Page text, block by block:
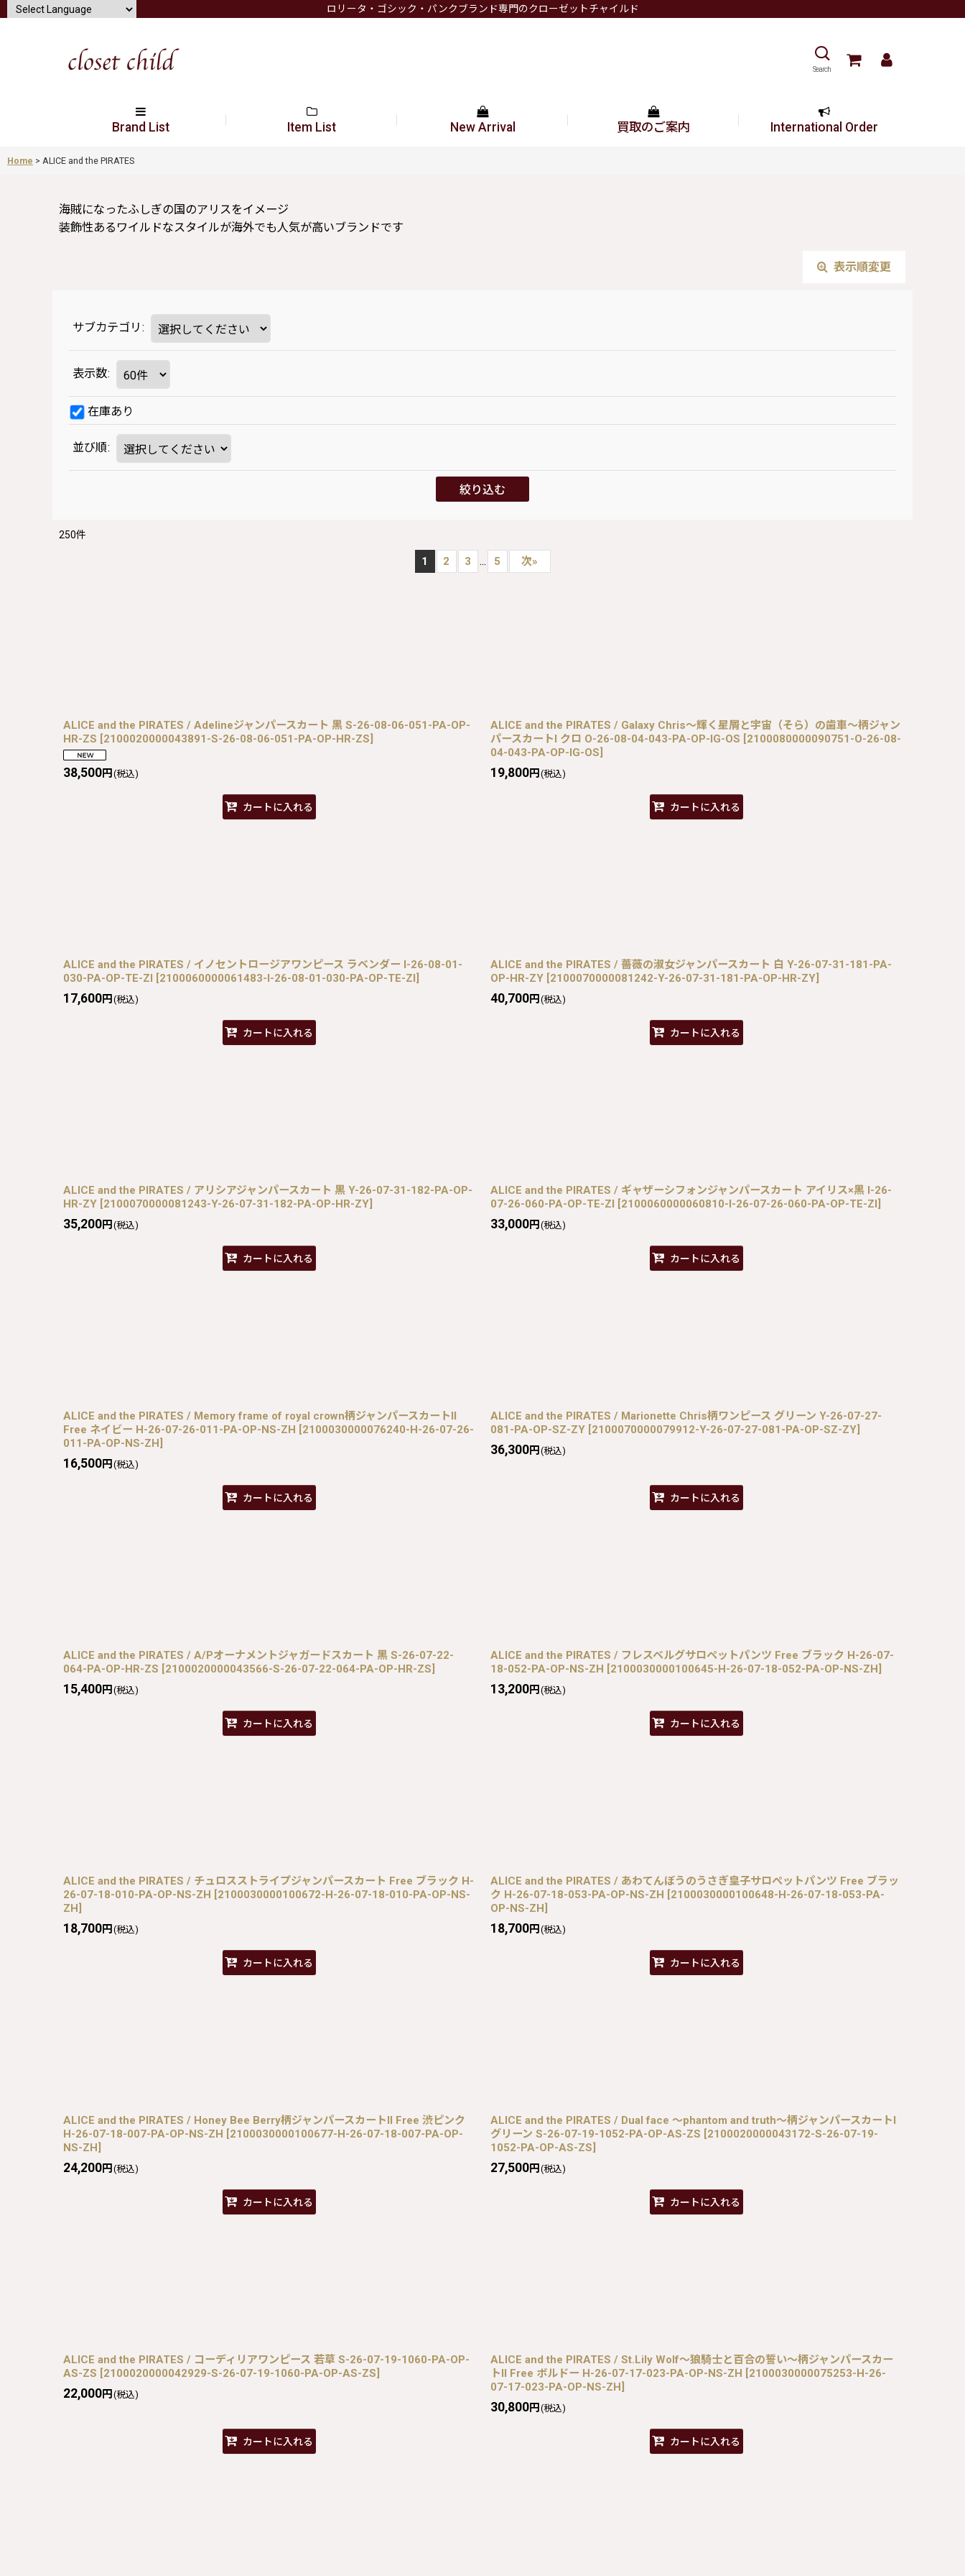
ロリータ・ゴシック・パンクブランド専門のクローゼットチャイルド
Search
Brand List Item List New Arrival 買取のご案内 International Order
Home > ALICE and the PIRATES
海賊になったふしぎの国のアリスをイメージ
装飾性あるワイルドなスタイルが海外でも人気が高いブランドです
表示順変更
サブカテゴリ :
表示数:
在庫あり
並び順:
絞り込む
250件
1 2 3 ... 5 次»
ALICE and the PIRATES / Adelineジャンパースカート 黒 S-26-08-06-051-PA-OP-
HR-ZS [2100020000043891-S-26-08-06-051-PA-OP-HR-ZS]
38,500円 (税込)
カートに入れる
ALICE and the PIRATES / Galaxy Chris〜輝く星屑と宇宙（そら）の歯車〜柄ジャン
パースカートI クロ O-26-08-04-043-PA-OP-IG-OS [2100080000090751-O-26-08-
04-043-PA-OP-IG-OS]
19,800円 (税込)
カートに入れる
ALICE and the PIRATES / イノセントロージアワンピース ラベンダー I-26-08-01-
030-PA-OP-TE-ZI [2100060000061483-I-26-08-01-030-PA-OP-TE-ZI]
17,600円 (税込)
カートに入れる
ALICE and the PIRATES / 薔薇の淑女ジャンパースカート 白 Y-26-07-31-181-PA-
OP-HR-ZY [2100070000081242-Y-26-07-31-181-PA-OP-HR-ZY]
40,700円 (税込)
カートに入れる
ALICE and the PIRATES / アリシアジャンパースカート 黒 Y-26-07-31-182-PA-OP-
HR-ZY [2100070000081243-Y-26-07-31-182-PA-OP-HR-ZY]
35,200円 (税込)
カートに入れる
ALICE and the PIRATES / ギャザーシフォンジャンパースカート アイリス×黒 I-26-
07-26-060-PA-OP-TE-ZI [2100060000060810-I-26-07-26-060-PA-OP-TE-ZI]
33,000円 (税込)
カートに入れる
ALICE and the PIRATES / Memory frame of royal crown柄ジャンパースカートII
Free ネイビー H-26-07-26-011-PA-OP-NS-ZH [2100030000076240-H-26-07-26-
011-PA-OP-NS-ZH]
16,500円 (税込)
カートに入れる
ALICE and the PIRATES / Marionette Chris柄ワンピース グリーン Y-26-07-27-
081-PA-OP-SZ-ZY [2100070000079912-Y-26-07-27-081-PA-OP-SZ-ZY]
36,300円 (税込)
カートに入れる
ALICE and the PIRATES / A/Pオーナメントジャガードスカート 黒 S-26-07-22-
064-PA-OP-HR-ZS [2100020000043566-S-26-07-22-064-PA-OP-HR-ZS]
15,400円 (税込)
カートに入れる
ALICE and the PIRATES / フレスベルグサロペットパンツ Free ブラック H-26-07-
18-052-PA-OP-NS-ZH [2100030000100645-H-26-07-18-052-PA-OP-NS-ZH]
13,200円 (税込)
カートに入れる
ALICE and the PIRATES / チュロスストライプジャンパースカート Free ブラック H-
26-07-18-010-PA-OP-NS-ZH [2100030000100672-H-26-07-18-010-PA-OP-NS-
ZH]
18,700円 (税込)
カートに入れる
ALICE and the PIRATES / あわてんぼうのうさぎ皇子サロペットパンツ Free ブラッ
ク H-26-07-18-053-PA-OP-NS-ZH [2100030000100648-H-26-07-18-053-PA-
OP-NS-ZH]
18,700円 (税込)
カートに入れる
ALICE and the PIRATES / Honey Bee Berry柄ジャンパースカートII Free 渋ピンク
H-26-07-18-007-PA-OP-NS-ZH [2100030000100677-H-26-07-18-007-PA-OP-
NS-ZH]
24,200円 (税込)
カートに入れる
ALICE and the PIRATES / Dual face 〜phantom and truth〜柄ジャンパースカートI
グリーン S-26-07-19-1052-PA-OP-AS-ZS [2100020000043172-S-26-07-19-
1052-PA-OP-AS-ZS]
27,500円 (税込)
カートに入れる
ALICE and the PIRATES / コーディリアワンピース 若草 S-26-07-19-1060-PA-OP-
AS-ZS [2100020000042929-S-26-07-19-1060-PA-OP-AS-ZS]
22,000円 (税込)
カートに入れる
ALICE and the PIRATES / St.Lily Wolf〜狼騎士と百合の誓い〜柄ジャンパースカー
トII Free ボルドー H-26-07-17-023-PA-OP-NS-ZH [2100030000075253-H-26-
07-17-023-PA-OP-NS-ZH]
30,800円 (税込)
カートに入れる